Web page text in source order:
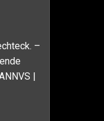
–
|